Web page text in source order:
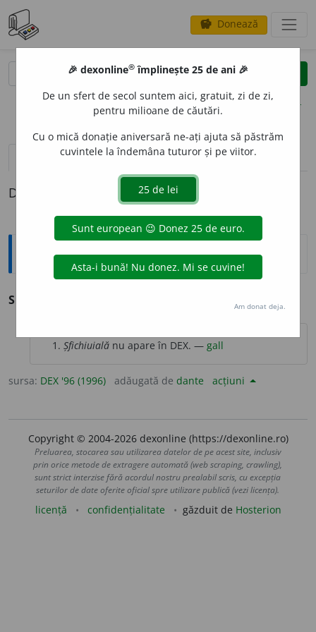
savings Donează
clear
opțiuni
definiții (1) pronunțievolume_up (3)
Definiția cu ID-ul 63632:
Explicative DEX
SFIC
Șfichiuială nu apare în DEX. — gall
sursa: DEX '96 (1996) adăugată de dante acțiuni
Copyright © 2004-2026 dexonline (https://dexonline.ro)
Preluarea, stocarea sau utilizarea datelor de pe acest site, inclusiv
prin orice metode de extragere automată (web scraping, crawling),
sunt strict interzise fără acordul nostru prealabil scris, cu excepția
seturilor de date oferite oficial spre utilizare publică (vezi licența).
licență confidențialitate găzduit de Hosterion
🎉 dexonline® împlinește 25 de ani 🎉
De un sfert de secol suntem aici, gratuit, zi de zi,
pentru milioane de căutări.
Cu o mică donație aniversară ne-ați ajuta să păstrăm
cuvintele la îndemâna tuturor și pe viitor.
Am donat deja.